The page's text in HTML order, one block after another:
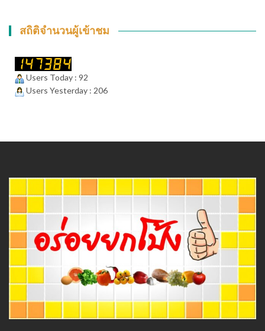
สถิติจำนวนผู้เข้าชม
Users Today : 92
Users Yesterday : 206